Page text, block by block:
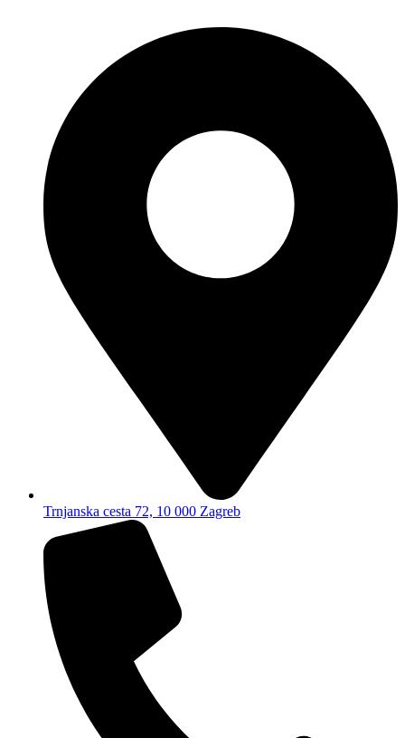
Trnjanska cesta 72, 10 000 Zagreb